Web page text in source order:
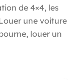
de 4×4, les
une voiture
louer un